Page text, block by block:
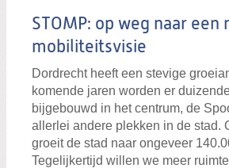
STOMP: op weg naar een
mobiliteitsvisie
Dordrecht heeft een stevige
komende jaren worden er
bijgebouwd in het centrum, de
allerlei andere plekken in de stad.
groeit de stad naar ongeveer
Tegelijkertijd willen we meer